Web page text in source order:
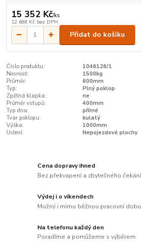
15 352 Kč/ks
12 688 Kč bez DPH
Přidat do košíku
Číslo produktu:
1046126/1
Nosnost:
1500kg
Průměr:
600mm
Typ:
Plný poklop
Zpětná klapka:
ne
Průměr vstupů:
400mm
Typ dna:
přímé
Tvar poklopu:
kulatý
Výška:
1000mm
Určení:
Nepojezdové plochy
Cena dopravy ihned
Bez překvapení a zbytečného čekání
Výdej i o víkendech
Možný i mimo běžnou pracovní dobu
Na telefonu každý den
Poradíme a pomůžeme s výběrem